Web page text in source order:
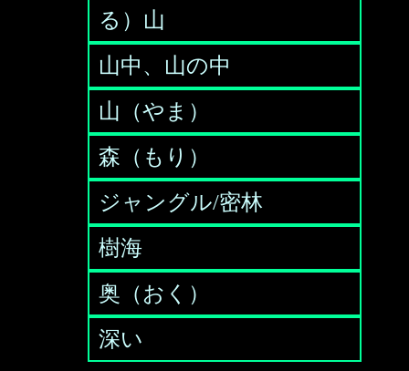
る）山
山中、山の中
山（やま）
森（もり）
ジャングル/密林
樹海
奥（おく）
深い